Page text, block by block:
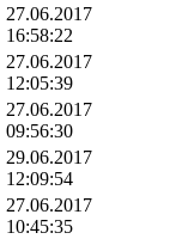
27.06.2017
16:58:22
27.06.2017
12:05:39
27.06.2017
09:56:30
29.06.2017
12:09:54
27.06.2017
10:45:35